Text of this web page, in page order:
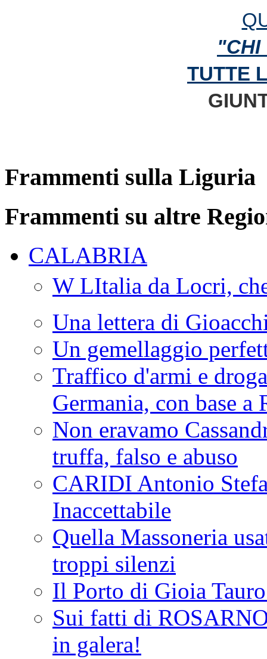
"CHI
TUTTE
Frammenti sulla Liguria
Frammenti su altre
CALABRIA
W LItalia da Locri,
Una lettera di
Un gemellaggio
Traffico d'armi e
Germania, con base a
Non eravamo
truffa, falso e abuso
CARIDI Antonio
Inaccettabile
Quella Massoneria
troppi silenzi
Il Porto di Gioia
Sui fatti di
in galera!